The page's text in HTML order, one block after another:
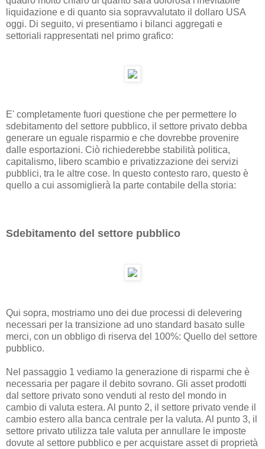
liquidazione e di quanto sia sopravvalutato il dollaro USA
oggi. Di seguito, vi presentiamo i bilanci aggregati e
settoriali rappresentati nel primo grafico:
E' completamente fuori questione che per permettere lo
sdebitamento del settore pubblico, il settore privato debba
generare un eguale risparmio e che dovrebbe provenire
dalle esportazioni. Ciò richiederebbe stabilità politica,
capitalismo, libero scambio e privatizzazione dei servizi
pubblici, tra le altre cose. In questo contesto raro, questo è
quello a cui assomiglierà la parte contabile della storia:
Sdebitamento del settore pubblico
Qui sopra, mostriamo uno dei due processi di delevering
necessari per la transizione ad uno standard basato sulle
merci, con un obbligo di riserva del 100%: Quello del settore
pubblico.
Nel passaggio 1 vediamo la generazione di risparmi che è
necessaria per pagare il debito sovrano. Gli asset prodotti
dal settore privato sono venduti al resto del mondo in
cambio di valuta estera. Al punto 2, il settore privato vende il
cambio estero alla banca centrale per la valuta. Al punto 3, il
settore privato utilizza tale valuta per annullare le imposte
dovute al settore pubblico e per acquistare asset di proprietà